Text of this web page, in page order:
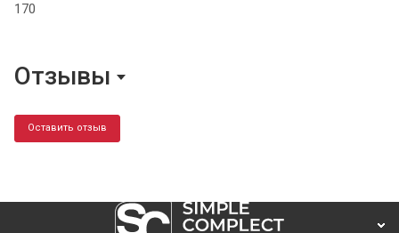
170
Отзывы
Оставить отзыв